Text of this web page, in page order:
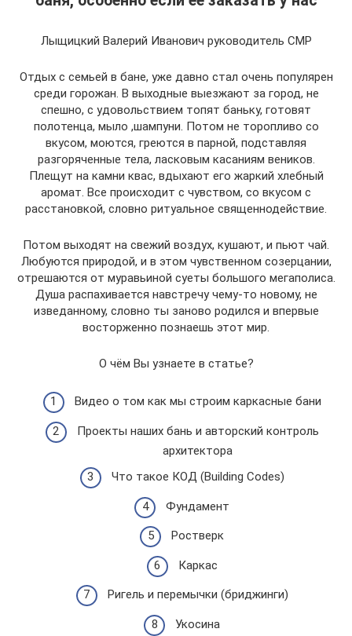
Лыщицкий Валерий Иванович руководитель СМР
Отдых с семьей в бане, уже давно стал очень популярен
среди горожан. В выходные выезжают за город, не
спешно, с удовольствием топят баньку, готовят
полотенца, мыло ,шампуни. Потом не торопливо со
вкусом, моются, греются в парной, подставляя
разгоряченные тела, ласковым касаниям веников.
Плещут на камни квас, вдыхают его жаркий хлебный
аромат. Все происходит с чувством, со вкусом с
расстановкой, словно ритуальное священнодействие.
Потом выходят на свежий воздух, кушают, и пьют чай.
Любуются природой, и в этом чувственном созерцании,
отрешаются от муравьиной суеты большого мегаполиса.
Душа распахивается навстречу чему-то новому, не
изведанному, словно ты заново родился и впервые
восторженно познаешь этот мир.
О чём Вы узнаете в статье?
Видео о том как мы строим каркасные бани
Проекты наших бань и авторский контроль
архитектора
Что такое КОД (Building Codes)
Фундамент
Ростверк
Каркас
Ригель и перемычки (бриджинги)
Укосина